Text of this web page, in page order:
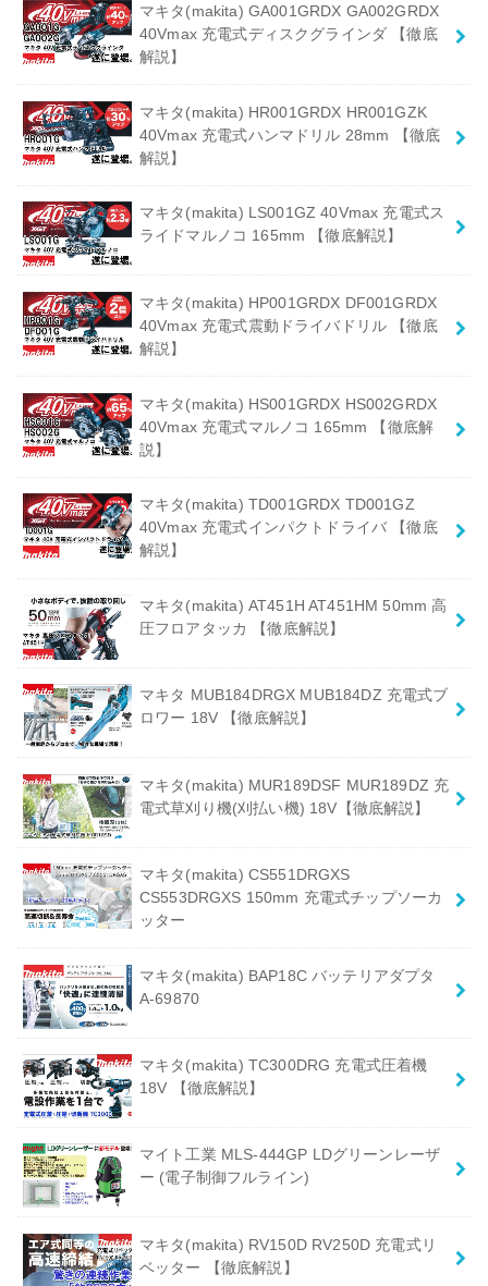
マキタ(makita) GA001GRDX GA002GRDX
40Vmax 充電式ディスクグラインダ 【徹底
解説】
マキタ(makita) HR001GRDX HR001GZK
40Vmax 充電式ハンマドリル 28mm 【徹底
解説】
マキタ(makita) LS001GZ 40Vmax 充電式ス
ライドマルノコ 165mm 【徹底解説】
マキタ(makita) HP001GRDX DF001GRDX
40Vmax 充電式震動ドライバドリル 【徹底
解説】
マキタ(makita) HS001GRDX HS002GRDX
40Vmax 充電式マルノコ 165mm 【徹底解
説】
マキタ(makita) TD001GRDX TD001GZ
40Vmax 充電式インパクトドライバ 【徹底
解説】
マキタ(makita) AT451H AT451HM 50mm 高
圧フロアタッカ 【徹底解説】
マキタ MUB184DRGX MUB184DZ 充電式ブ
ロワー 18V 【徹底解説】
マキタ(makita) MUR189DSF MUR189DZ 充
電式草刈り機(刈払い機) 18V【徹底解説】
マキタ(makita) CS551DRGXS
CS553DRGXS 150mm 充電式チップソーカ
ッター
マキタ(makita) BAP18C バッテリアダプタ
A-69870
マキタ(makita) TC300DRG 充電式圧着機
18V 【徹底解説】
マイト工業 MLS-444GP LDグリーンレーザ
ー (電子制御フルライン)
マキタ(makita) RV150D RV250D 充電式リ
ベッター 【徹底解説】